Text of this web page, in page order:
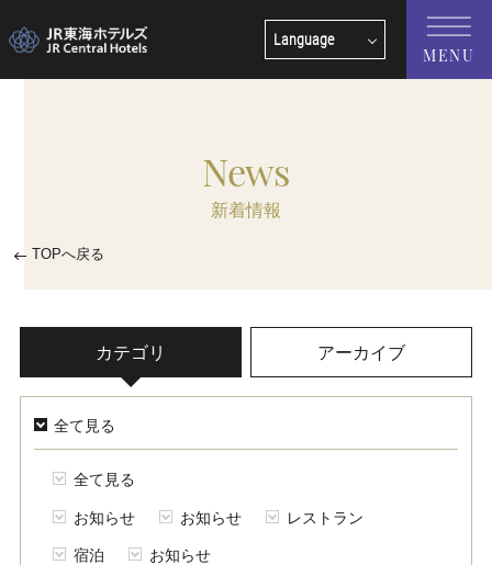
Language
English
中文(繁體字)
MENU
News
新着情報
TOPへ戻る
カテゴリ アーカイブ
全て見る
全て見る
お知らせ お知らせ レストラン
宿泊 お知らせ